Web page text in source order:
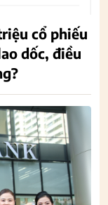
cổ phiếu
dốc, điều